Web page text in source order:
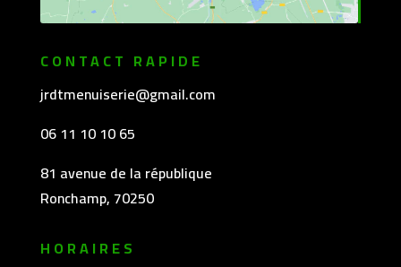
CONTACT RAPIDE
jrdtmenuiserie@gmail.com
06 11 10 10 65
81 avenue de la république
Ronchamp, 70250
HORAIRES